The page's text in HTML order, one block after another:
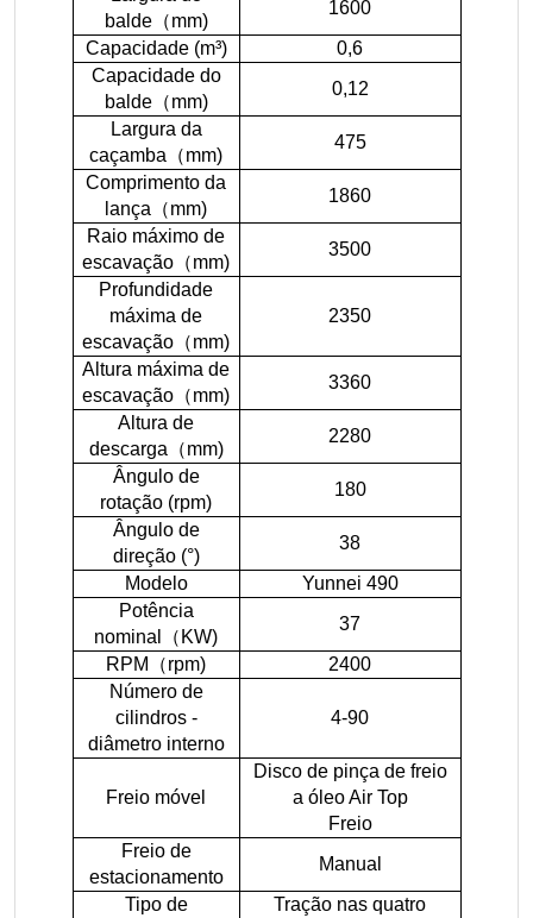
balde（mm)
1600
Capacidade (m³)
0,6
Capacidade do
balde（mm)
0,12
Largura da
caçamba （mm)
475
Comprimento da
lança （mm)
1860
Raio máximo de
escavação （mm)
3500
Profundidade
máxima de
escavação （mm)
2350
Altura máxima de
escavação （mm)
3360
Altura de
descarga （mm)
2280
Ângulo de
rotação (rpm)
180
Ângulo de
direção (°)
38
Modelo
Yunnei 490
Potência
nominal
（ KW)
37
RPM
（rpm)
2400
Número de
cilindros -
diâmetro interno
4-90
Freio móvel
Disco de pinça de freio
a óleo Air Top
Freio
Freio de
estacionamento
Manual
Tipo de
Tração nas quatro